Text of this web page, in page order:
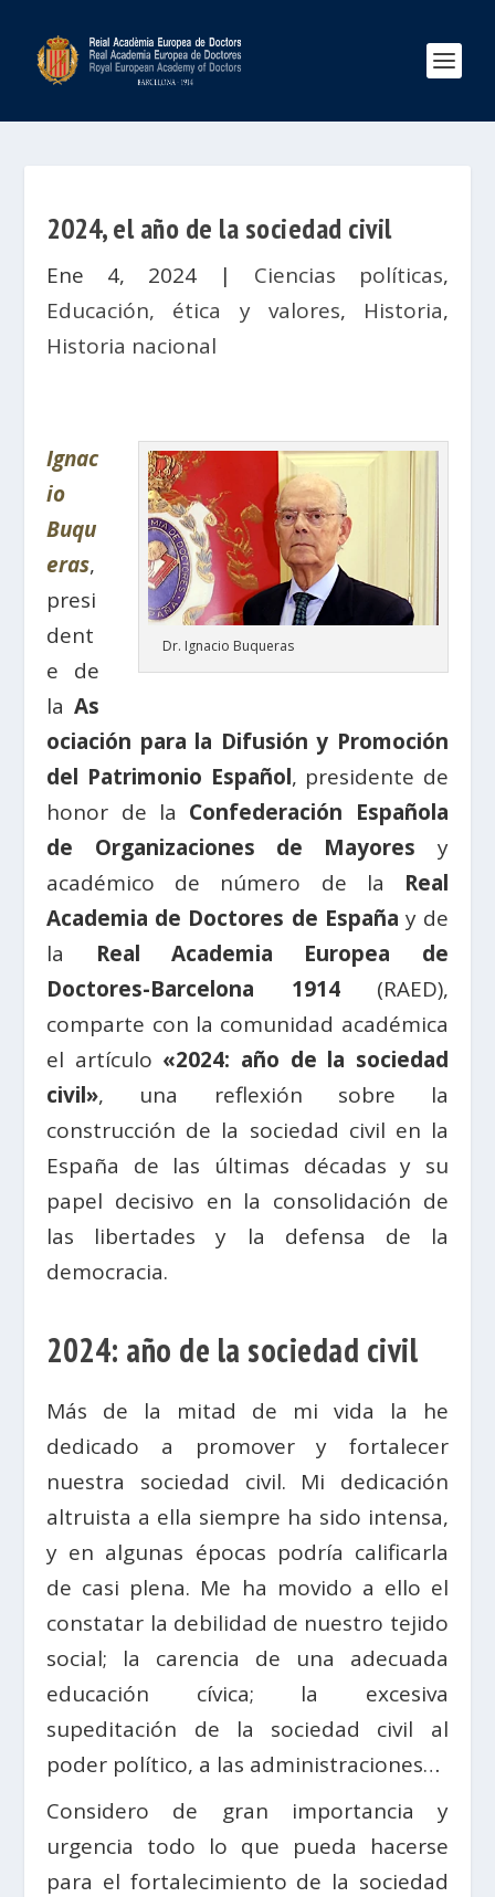
2024, el año de la sociedad civil
Ene 4, 2024| Ciencias políticas,
Educación, ética y valores, Historia,
Historia nacional
Dr. Ignacio Buqueras
Ignac
io
Buqu
eras,
presi
dent
e de
la As
ociación para la Difusión y Promoción
del Patrimonio Español, presidente de
honor de la Confederación Española
de Organizaciones de Mayores y
académico de número de la Real
Academia de Doctores de España y de
la Real Academia Europea de
Doctores-Barcelona 1914(RAED),
comparte con la comunidad académica
el artículo «2024: año de la sociedad
civil», una reflexión sobre la
construcción de la sociedad civil en la
España de las últimas décadas y su
papel decisivo en la consolidación de
las libertades y la defensa de la
democracia.
2024: año de la sociedad civil
Más de la mitad de mi vida la he
dedicado a promover y fortalecer
nuestra sociedad civil. Mi dedicación
altruista a ella siempre ha sido intensa,
y en algunas épocas podría calificarla
de casi plena. Me ha movido a ello el
constatar la debilidad de nuestro tejido
social; la carencia de una adecuada
educación cívica; la excesiva
supeditación de la sociedad civil al
poder político, a las administraciones…
Considero de gran importancia y
urgencia todo lo que pueda hacerse
para el fortalecimiento de la sociedad